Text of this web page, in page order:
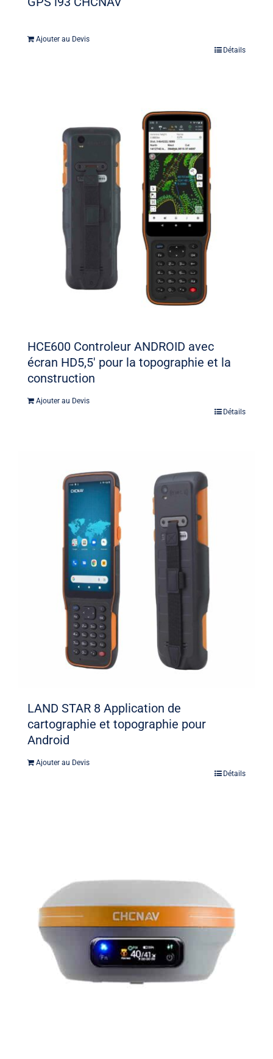
Ajouter au Devis
Détails
HCE600 Controleur ANDROID avec
écran HD5,5′ pour la topographie et la
construction
Ajouter au Devis
Détails
LAND STAR 8 Application de
cartographie et topographie pour
Android
Ajouter au Devis
Détails